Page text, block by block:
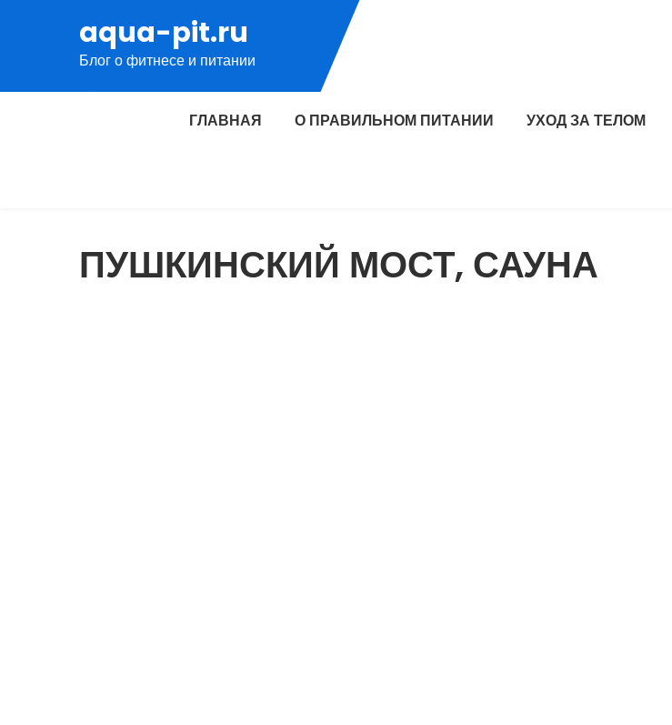
содержимому
aqua-pit.ru
Блог о фитнесе и питании
ГЛАВНАЯ О ПРАВИЛЬНОМ ПИТАНИИ УХОД ЗА ТЕЛОМ
ПУШКИНСКИЙ МОСТ, САУНА